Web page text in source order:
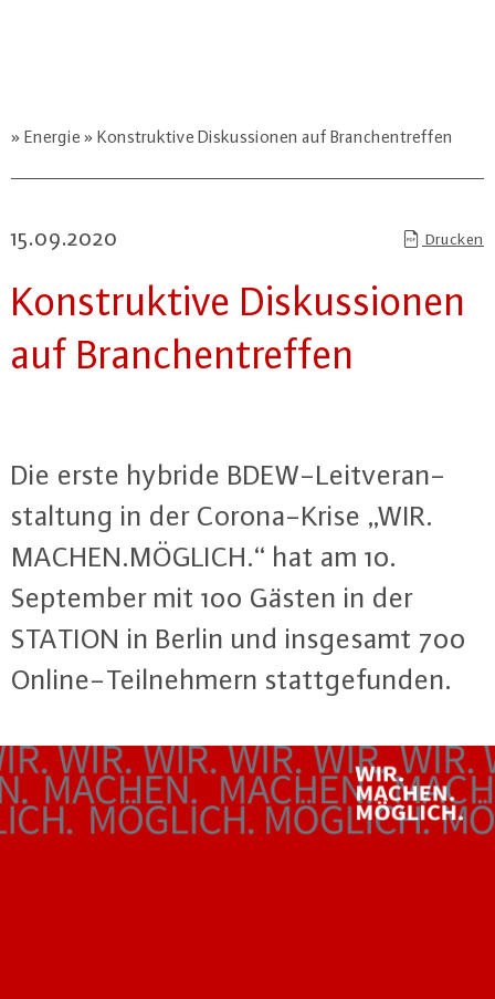
Energie Konstruktive Diskussionen auf Branchentreffen
15.09.2020 Drucken
Kon­struk­ti­ve Dis­kus­sio­nen
auf Bran­chen­tref­fen
Die erste hybride BDEW-Leit­ver­an­
stal­tung in der Co­ro­na-Kri­se „WIR.​
MACHEN.MÖGLICH.“ hat am 10.
September mit 100 Gästen in der
STATION in Berlin und insgesamt 700
On­line-Teil­neh­mern statt­ge­fun­den.